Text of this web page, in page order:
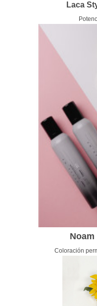
Laca
Coloración